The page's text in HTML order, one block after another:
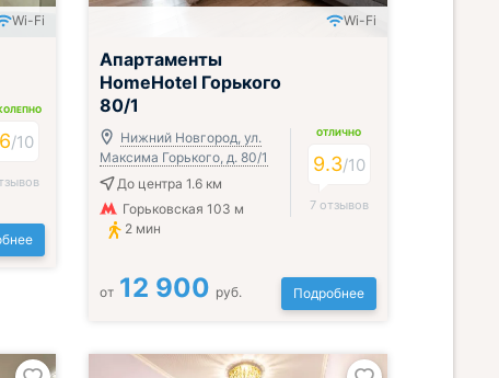
Wi-Fi
/10
Wi-Fi
Апартаменты
HomeHotel Горького
80/1
Нижний Новгород, ул.
Максима Горького, д. 80/1
До центра 1.6 км
Горьковская 103 м
2 мин
ОТЛИЧНО
9.3/10
7 отзывов
от 12 900 руб. Подробнее